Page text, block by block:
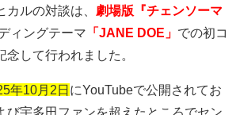
ルの対談は、 劇場版『チェンソーマ
ィングテーマ 「JANE DOE」 での初コ
念して行われました。
年10月2日 にYouTubeで公開されてお
び宇多田ファンを超えたところでセン